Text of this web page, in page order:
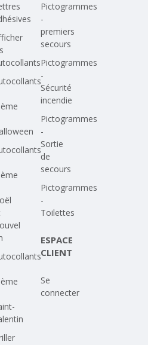
conception
Pictogrammes
-
premiers
secours
Pictogrammes
-
Sécurité
incendie
Pictogrammes
-
Sortie
de
secours
Pictogrammes
-
Toilettes
ESPACE
CLIENT
Se
connecter